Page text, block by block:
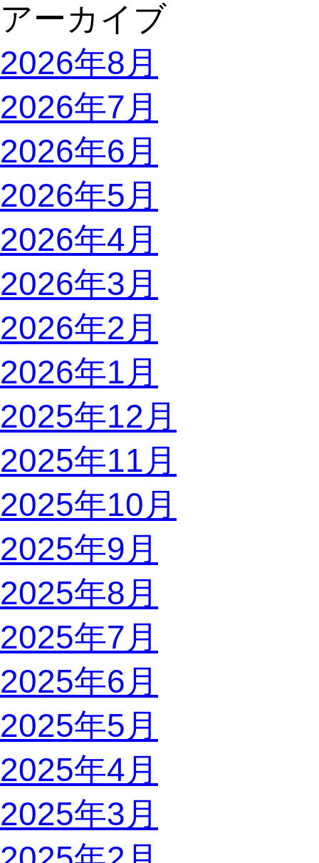
アーカイブ
2026年8月
2026年7月
2026年6月
2026年5月
2026年4月
2026年3月
2026年2月
2026年1月
2025年12月
2025年11月
2025年10月
2025年9月
2025年8月
2025年7月
2025年6月
2025年5月
2025年4月
2025年3月